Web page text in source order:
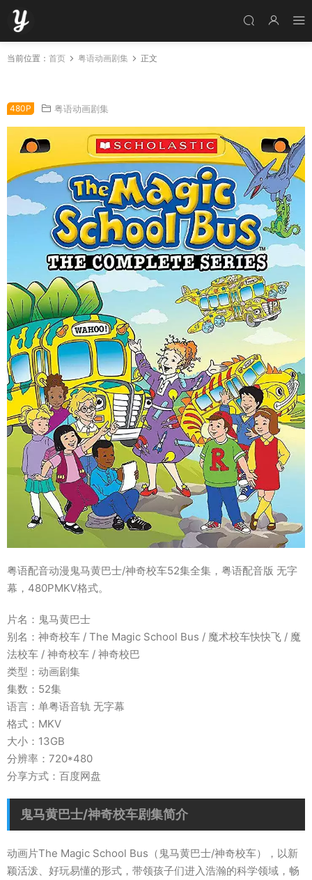
当前位置： 首页 粤语动画剧集 正文
480P 粤语动画剧集
粤语配音动漫鬼马黄巴士/神奇校车52集全集，粤语配音版 无字
幕，480PMKV格式。
片名：鬼马黄巴士
别名：神奇校车 / The Magic School Bus / 魔术校车快快飞 / 魔
法校车 / 神奇校车 / 神奇校巴
类型：动画剧集
集数：52集
语言：单粤语音轨 无字幕
格式：MKV
大小：13GB
分辨率：720*480
分享方式：百度网盘
鬼马黄巴士/神奇校车剧集简介
动画片The Magic School Bus（鬼马黄巴士/神奇校车），以新
颖活泼、好玩易懂的形式，带领孩子们进入浩瀚的科学领域，畅